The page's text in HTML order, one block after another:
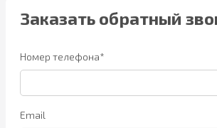
Заказать обратный
Номер телефона*
Email